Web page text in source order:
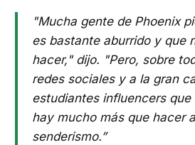
"Mucha gente de Phoenix
es bastante aburrido y que
hacer," dijo. "Pero, sobre
redes sociales y a la gran
estudiantes influencers que
hay mucho más que hacer
senderismo.”